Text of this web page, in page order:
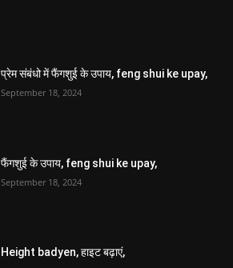
प्रेम संबंधो में फैंगशुई के उपाय, feng shui ke upay,
September 18, 2024
फैंगशुई के उपाय, feng shui ke upay,
September 18, 2024
Height badyen, हाइट बढ़ाएं,